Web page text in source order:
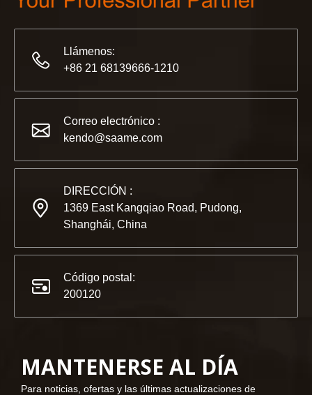
2022-11-21
Compañeros y amigos, tenemos una gran noticia para
2023-03-02
Llámenos:
+86 21 68139666-1210
Correo electrónico :
kendo@saame.com
DIRECCIÓN :
1369 East Kangqiao Road, Pudong,
Shanghái, China
Código postal:
200120
MANTENERSE AL DÍA
Para noticias, ofertas y las últimas actualizaciones de